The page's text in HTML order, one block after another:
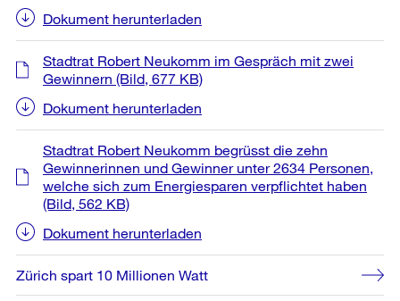
Dokument herunterladen
Stadtrat Robert Neukomm im Gespräch mit zwei
Gewinnern (Bild, 677 KB)
Dokument herunterladen
Stadtrat Robert Neukomm begrüsst die zehn
Gewinnerinnen und Gewinner unter 2634 Personen,
welche sich zum Energiesparen verpflichtet haben
(Bild, 562 KB)
Dokument herunterladen
Zürich spart 10 Millionen Watt